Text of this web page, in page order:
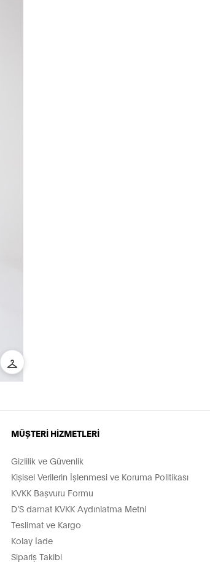
MÜŞTERİ HİZMETLERİ
Gizlilik ve Güvenlik
Kişisel Verilerin İşlenmesi ve Koruma Politikası
KVKK Başvuru Formu
D’S damat KVKK Aydınlatma Metni
Teslimat ve Kargo
Kolay İade
Sipariş Takibi